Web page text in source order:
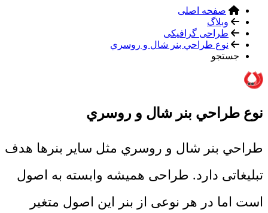
صفحه اصلی
وبلاگ
طراحی گرافیکی
نوع طراحي بنر شال و روسري
جستجو
نوع طراحي بنر شال و روسري
طراحي بنر شال و روسري مثل سایر بنرها هدف
تبلیغاتی دارد. طراحی همیشه وابسته به اصول
است اما در هر نوعی از بنر این اصول متغیر